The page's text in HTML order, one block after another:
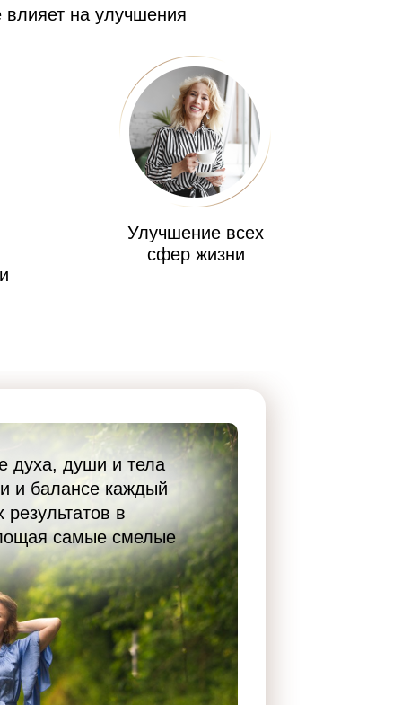
влияет на улучшения
Улучшение всех
сфер жизни
духа, души и тела
и балансе каждый
в
самые смелые